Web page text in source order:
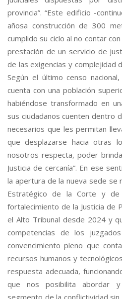
provincia”. “Este edificio -
añosa construcción de 300
cumplido su ciclo al no contar
prestación de un servicio de
de las exigencias y complejidad
Según el último censo
cuenta con una población
habiéndose transformado en
sus ciudadanos cuenten dentro
necesarios que les permitan
que desplazarse hacia otras
nosotros respecta, poder
Justicia de cercanía”. En ese
la apertura de la nueva sede se
Estratégico de la Corte y de
fortalecimiento de la Justicia de
el Alto Tribunal desde 2024 y
competencias de los
convencimiento pleno que
recursos humanos y
respuesta adecuada,
que nos posibilita abordar
segmento de la conflictividad